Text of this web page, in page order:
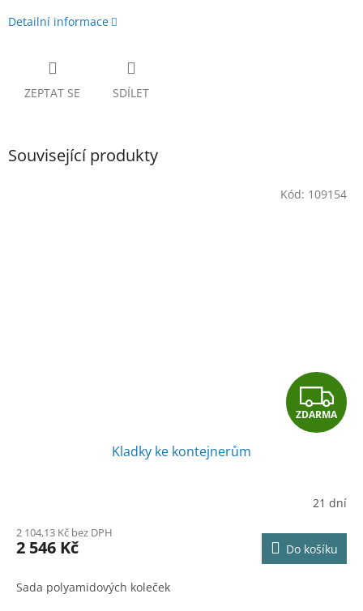
Detailní informace
ZEPTAT SE SDÍLET
Související produkty
Z
D
R
M
A
ZDARMA
Kladky ke kontejnerům
21 dní
2 104,13 Kč bez DPH
2 546 Kč Do košíku
Sada polyamidových koleček
Kód: 109154